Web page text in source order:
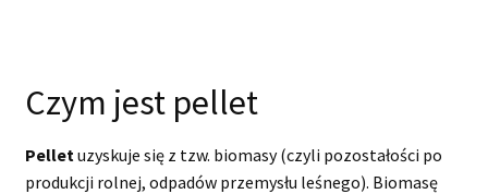
Czym jest pellet
Pellet uzyskuje się z tzw. biomasy (czyli pozostałości po
produkcji rolnej, odpadów przemysłu leśnego). Biomasę